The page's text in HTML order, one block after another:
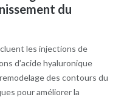
du
les injections de
d’acide hyaluronique
des contours du
pour améliorer la